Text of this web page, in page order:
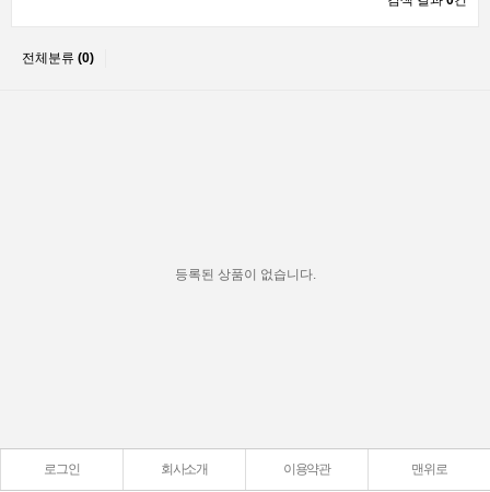
전체분류 (0)
등록된 상품이 없습니다.
로그인 회사소개 이용약관 맨위로